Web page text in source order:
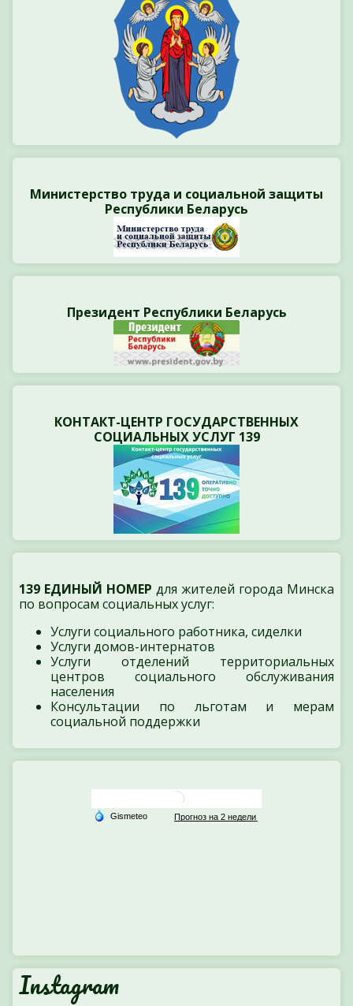
Министерство труда и социальной защиты
Республики Беларусь
Президент Республики Беларусь
КОНТАКТ-ЦЕНТР ГОСУДАРСТВЕННЫХ
СОЦИАЛЬНЫХ УСЛУГ 139
139 ЕДИНЫЙ НОМЕР для жителей города Минска
по вопросам социальных услуг:
Услуги социального работника, сиделки
Услуги домов-интернатов
Услуги отделений территориальных
центров социального обслуживания
населения
Консультации по льготам и мерам
социальной поддержки
Instagram